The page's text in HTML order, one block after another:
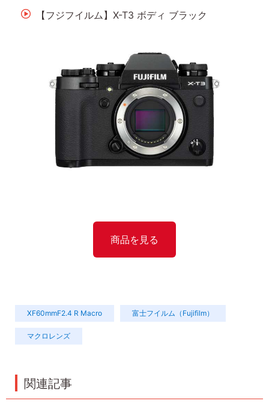
【フジフイルム】X-T3 ボディ ブラック
商品を見る
XF60mmF2.4 R Macro 富士フイルム（Fujifilm）
マクロレンズ
関連記事